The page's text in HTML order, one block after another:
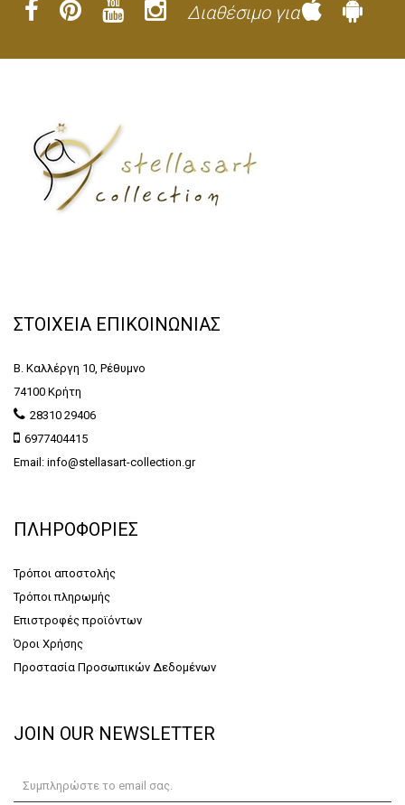
Διαθέσιμο για
ΣΤΟΙΧΕΙΑ ΕΠΙΚΟΙΝΩΝΙΑΣ
Β. Καλλέργη 10, Ρέθυμνο
74100 Κρήτη
28310 29406
6977404415
Email: info@stellasart-collection.gr
ΠΛΗΡΟΦΟΡΙΕΣ
Τρόποι αποστολής
Τρόποι πληρωμής
Επιστροφές προϊόντων
Όροι Χρήσης
Προστασία Προσωπικών Δεδομένων
JOIN OUR NEWSLETTER